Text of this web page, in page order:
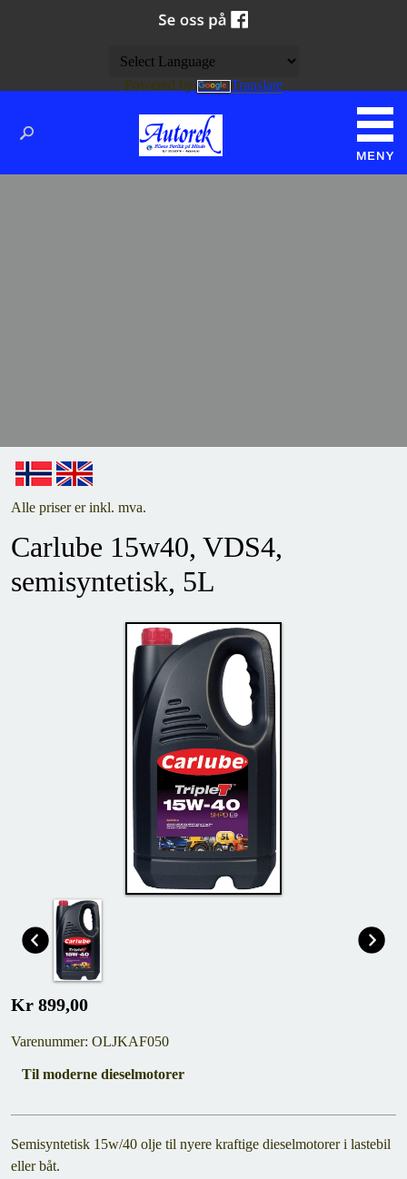
Alle priser er inkl. mva.
Carlube 15w40, VDS4,
semisyntetisk, 5L
Kr 899,00
Varenummer: OLJKAF050
Til moderne dieselmotorer
Semisyntetisk 15w/40 olje til nyere kraftige dieselmotorer i lastebil
eller båt.
Powered by Translate